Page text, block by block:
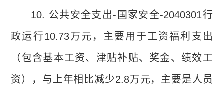
10. 公共安全支出- 国家安全-2040301行
政运行10.73万元，主要用于工资福利支出
（包含基本工资、津贴补贴、奖金、绩效工
资），与上年相比减少2.8万元，主要是人员